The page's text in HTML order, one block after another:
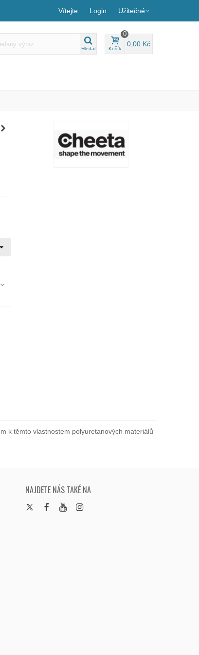
Vítejte Login Užitečné
Hledat Košík
0
0,00 Kč
k těmto vlastnostem polyuretanových materiálů
NAJDETE NÁS TAKÉ NA